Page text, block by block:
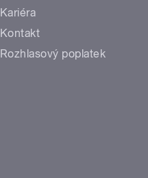
Kariéra
Kontakt
Rozhlasový poplatek